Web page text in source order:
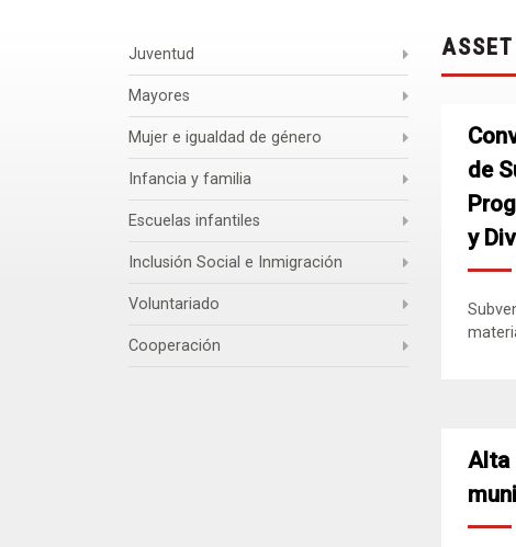
Juventud
Mayores
Mujer e igualdad de género
Infancia y familia
Escuelas infantiles
Inclusión Social e Inmigración
Voluntariado
Cooperación
de
y
Alta